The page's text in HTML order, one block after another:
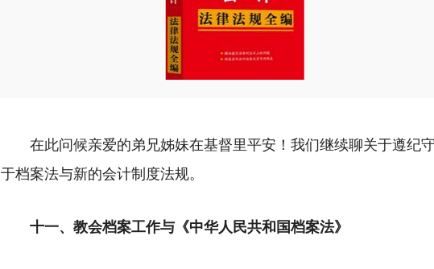
在此问候亲爱的弟兄姊妹在基督里平安！我们继续聊关于遵纪
于档案法与新的会计制度法规。
十一、教会档案工作与《中华人民共和国档案法》